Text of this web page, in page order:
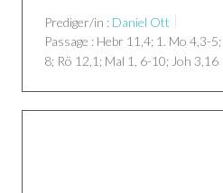
Prediger/in : Daniel Ott
Passage : Hebr 11,4; 1. Mo 4,3-
8; Rö 12,1; Mal 1, 6-10; Joh 3,16